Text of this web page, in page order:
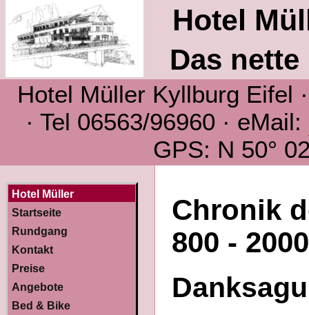
Hotel
Das
Hotel Müller Kyllburg Eifel
· Tel 06563/96960 · eMail:
GPS: N 50°
Hotel Müller
Startseite
Rundgang
Kontakt
Preise
Angebote
Bed & Bike
Chronik
800 - 2000